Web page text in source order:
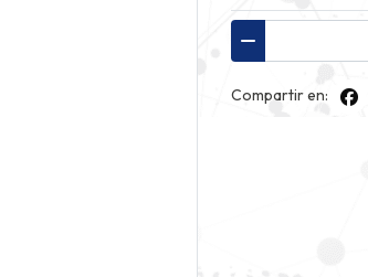
Compartir en: